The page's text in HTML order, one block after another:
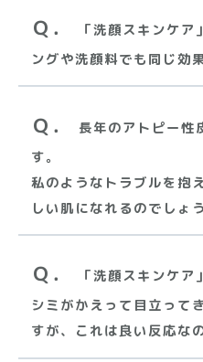
Ｑ．
「洗顔スキンケア
ングや洗顔料でも同じ効
Ｑ．
長年のアトピー性
す。
私のようなトラブルを抱
しい肌になれるのでしょ
Ｑ．
「洗顔スキンケア
シミがかえって目立って
すが、これは良い反応な